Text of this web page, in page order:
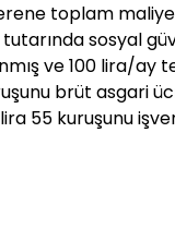
toplam
sosyal
ve 100 lira/ay
brüt asgari
55 kuruşunu